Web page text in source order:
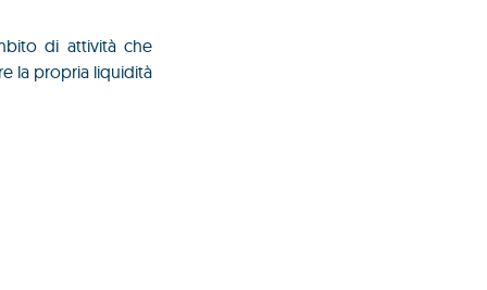
di attività che
la propria liquidità